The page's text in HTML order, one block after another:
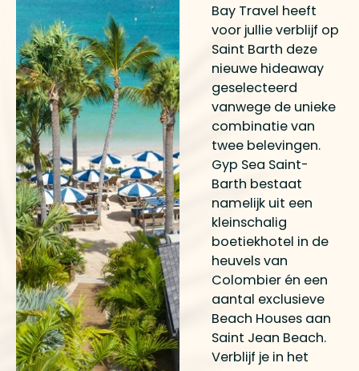
Bay Travel heeft
voor jullie verblijf op
Saint Barth deze
nieuwe hideaway
geselecteerd
vanwege de unieke
combinatie van
twee belevingen.
Gyp Sea Saint-
Barth bestaat
namelijk uit een
kleinschalig
boetiekhotel in de
heuvels van
Colombier én een
aantal exclusieve
Beach Houses aan
Saint Jean Beach.
Verblijf je in het